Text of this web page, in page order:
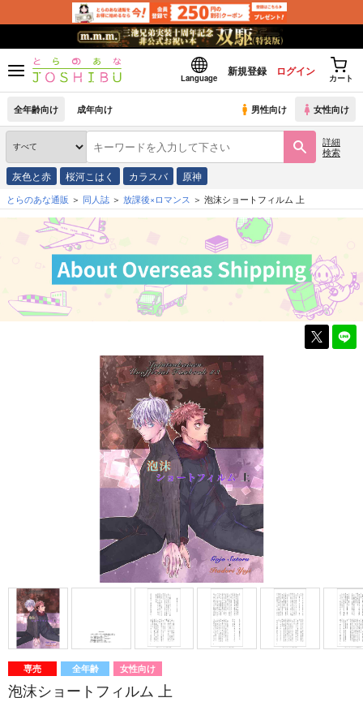
Language
新規登録 ログイン
カート
全年齢向け 成年向け 男性向け 女性向け
詳細
検索
灰色と赤 桜河こはく カラスバ 原神
とらのあな通販 同人誌 放課後×ロマンス 泡沫ショートフィルム 上
専売 全年齢 女性向け
泡沫ショートフィルム 上